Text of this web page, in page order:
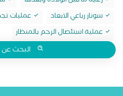
سونار رباعي الابعاد
عمليات
عملية استئصال الرحم بالمنظار
البحث عن